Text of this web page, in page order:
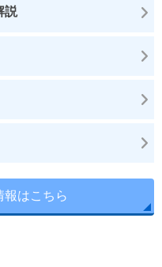
説
報はこちら